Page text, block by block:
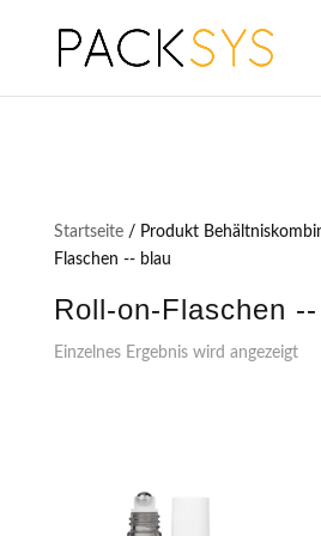
Startseite/ Produkt
Flaschen -- blau
Roll-on-Flaschen
Einzelnes Ergebnis wird angezeigt